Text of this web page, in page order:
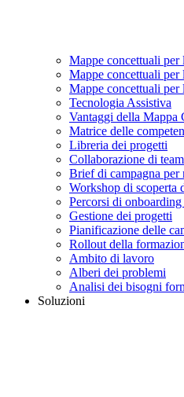
Mappe concettuali per
Mappe concettuali per
Mappe concettuali per
Tecnologia Assistiva
Vantaggi della Mappa
Matrice delle
Libreria dei progetti
Collaborazione di team
Brief di campagna per
Workshop di scoperta
Percorsi di
Gestione dei progetti
Pianificazione delle
Rollout della
Ambito di lavoro
Alberi dei problemi
Analisi dei bisogni
Soluzioni